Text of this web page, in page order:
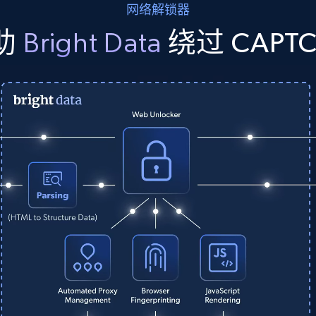
网络解锁器
Bright Data 绕过